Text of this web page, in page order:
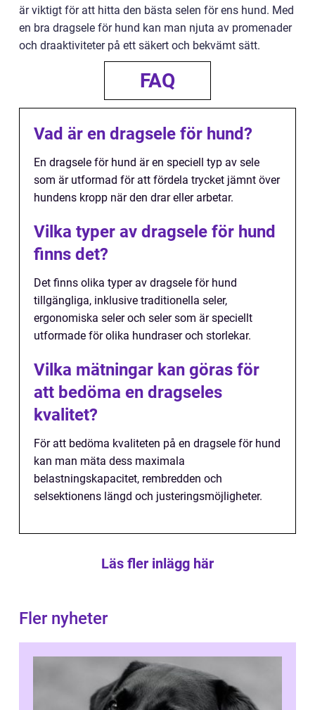
är viktigt för att hitta den bästa selen för ens hund. Med
en bra dragsele för hund kan man njuta av promenader
och draaktiviteter på ett säkert och bekvämt sätt.
FAQ
Vad är en dragsele för hund?
En dragsele för hund är en speciell typ av sele
som är utformad för att fördela trycket jämnt över
hundens kropp när den drar eller arbetar.
Vilka typer av dragsele för hund
finns det?
Det finns olika typer av dragsele för hund
tillgängliga, inklusive traditionella seler,
ergonomiska seler och seler som är speciellt
utformade för olika hundraser och storlekar.
Vilka mätningar kan göras för
att bedöma en dragseles
kvalitet?
För att bedöma kvaliteten på en dragsele för hund
kan man mäta dess maximala
belastningskapacitet, rembredden och
selsektionens längd och justeringsmöjligheter.
Läs fler inlägg här
Fler nyheter